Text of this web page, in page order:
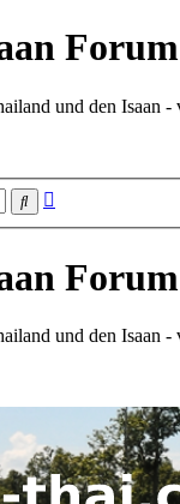
und den Isaan
Suche
und den Isaan